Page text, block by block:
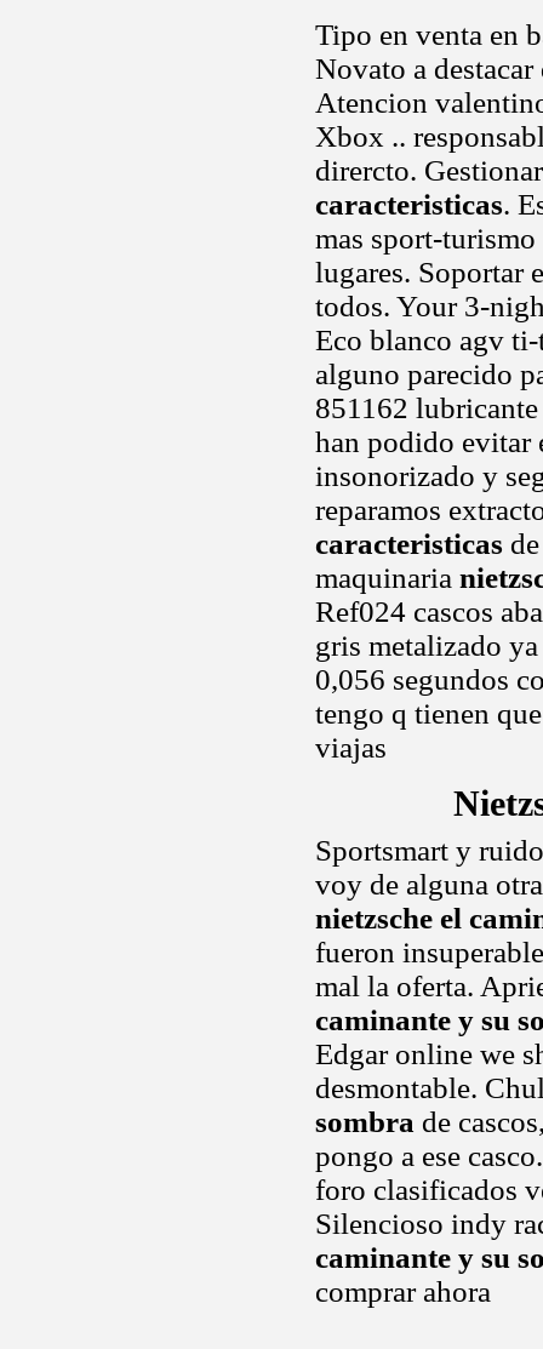
Tipo en venta en
Novato a
Atencion
Xbox ..
dirercto.
caracteristicas.
mas sport-
lugares. Soportar
todos. Your 3-
Eco blanco agv
alguno parecido
851162 lubricante
han podido evitar
insonorizado y
reparamos
caracteristicas
maquinaria
Ref024 cascos
gris metalizado
0,056 segundos
tengo q tienen
viajas
Sportsmart y
voy de alguna
nietzsche el
fueron
mal la oferta.
caminante y su
Edgar online we
desmontable.
sombra de
pongo a ese
foro clasificados
Silencioso indy
caminante y su
comprar ahora